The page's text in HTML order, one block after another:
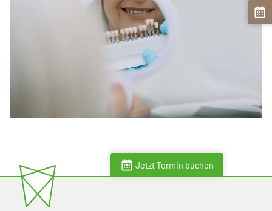
Jetzt Termin buchen